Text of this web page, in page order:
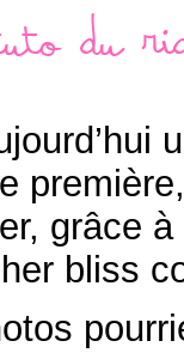
du
grâce
bliss